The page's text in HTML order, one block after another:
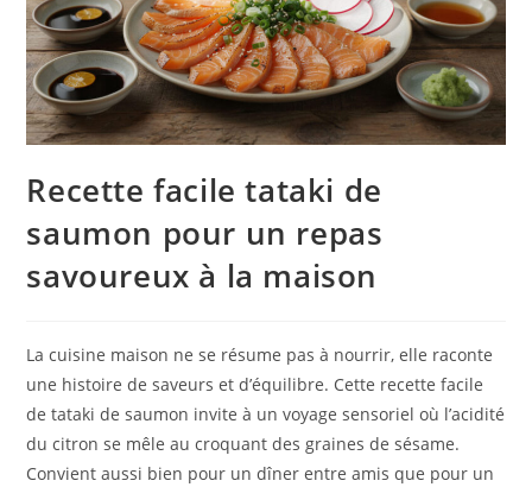
Recette facile tataki de
saumon pour un repas
savoureux à la maison
La cuisine maison ne se résume pas à nourrir, elle raconte
une histoire de saveurs et d’équilibre. Cette recette facile
de tataki de saumon invite à un voyage sensoriel où l’acidité
du citron se mêle au croquant des graines de sésame.
Convient aussi bien pour un dîner entre amis que pour un